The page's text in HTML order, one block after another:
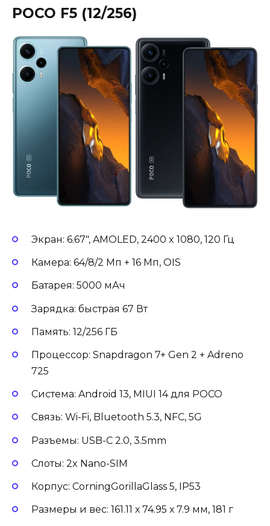
POCO F5 (12/256)
Экран: 6.67″, AMOLED, 2400 x 1080, 120 Гц
Камера: 64/8/2 Мп + 16 Мп, OIS
Батарея: 5000 мАч
Зарядка: быстрая 67 Вт
Память: 12/256 ГБ
Процессор: Snapdragon 7+ Gen 2 + Adreno
725
Система: Android 13, MIUI 14 для POCO
Связь: Wi-Fi, Bluetooth 5.3, NFC, 5G
Разъемы: USB-C 2.0, 3.5mm
Слоты: 2x Nano-SIM
Корпус: CorningGorillaGlass 5, IP53
Размеры и вес: 161.11 х 74.95 х 7.9 мм, 181 г